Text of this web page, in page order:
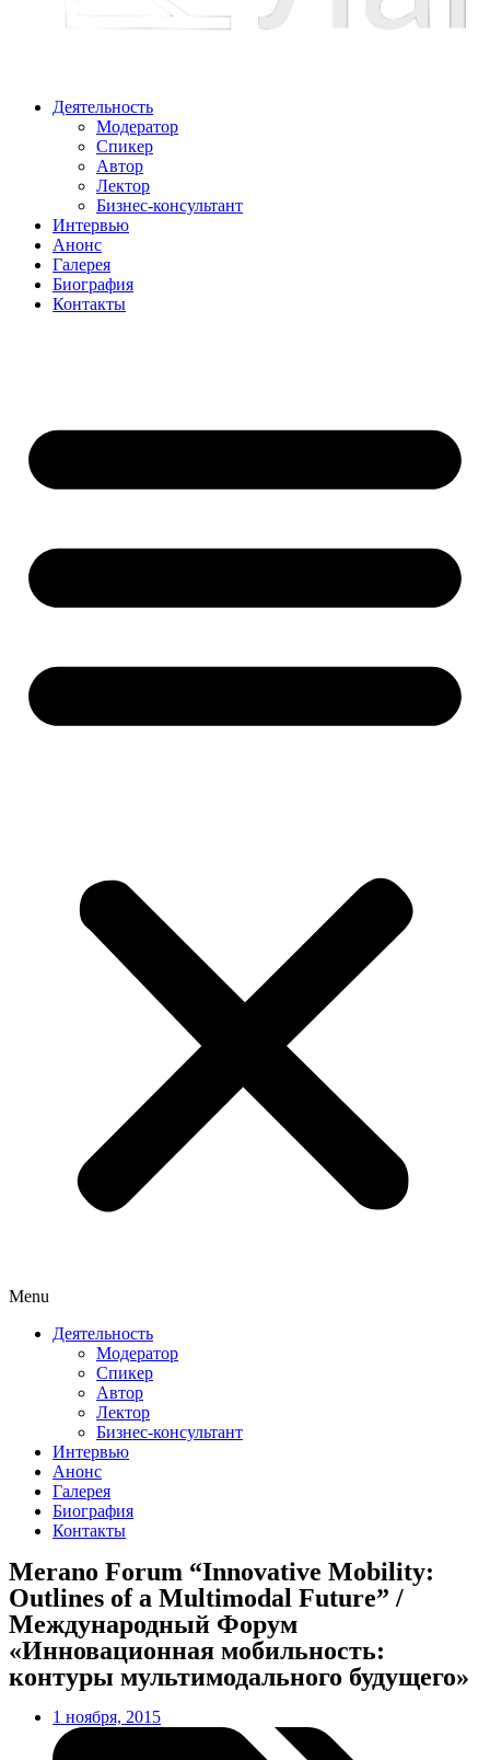
Деятельность
Модератор
Спикер
Автор
Лектор
Бизнес-консультант
Интервью
Анонс
Галерея
Биография
Контакты
Menu
Деятельность
Модератор
Спикер
Автор
Лектор
Бизнес-консультант
Интервью
Анонс
Галерея
Биография
Контакты
Merano Forum “Innovative Mobility:
Outlines of a Multimodal Future” /
Международный Форум
«Инновационная мобильность:
контуры мультимодального будущего»
1 ноября, 2015